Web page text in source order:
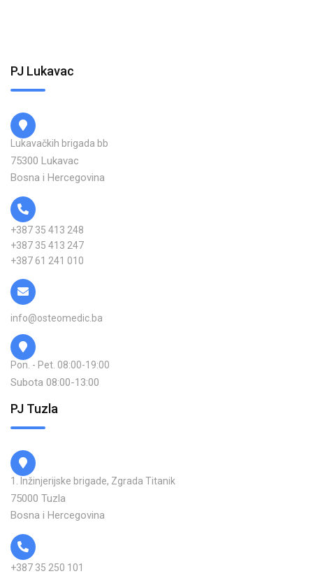
PJ Lukavac
Lukavačkih brigada bb
75300 Lukavac
Bosna i Hercegovina
+387 35 413 248
+387 35 413 247
+387 61 241 010
info@osteomedic.ba
Pon. - Pet. 08:00-19:00
Subota 08:00-13:00
PJ Tuzla
1. Inžinjerijske brigade, Zgrada Titanik
75000 Tuzla
Bosna i Hercegovina
+387 35 250 101